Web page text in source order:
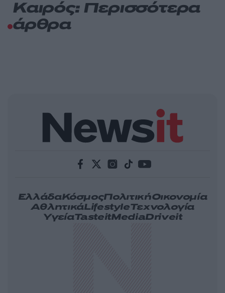
Καιρός: Περισσότερα
άρθρα
ΕλλάδαΚόσμοςΠολιτικήΟικονομία
ΑθλητικάLifestyleΤεχνολογία
ΥγείαTasteitMediaDriveit